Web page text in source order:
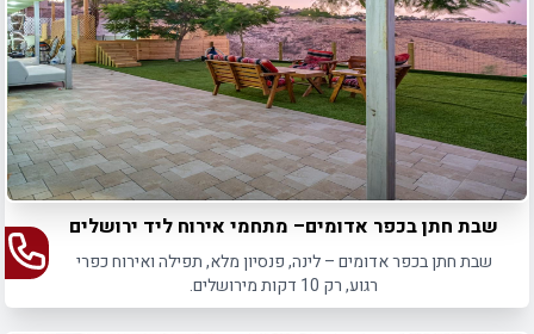
שבת חתן בכפר אדומים– מתחמי אירוח ליד ירושלים
שבת חתן בכפר אדומים – לינה, פנסיון מלא, תפילה ואירוח כפרי
רגוע, רק 10 דקות מירושלים.